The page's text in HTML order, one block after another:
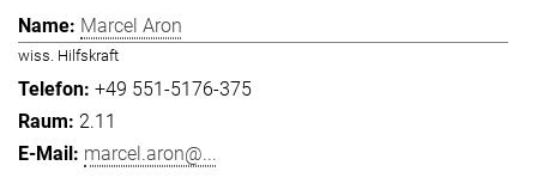
Marcel Aron
wiss. Hilfskraft
+49 551-5176-375
2.11
marcel.aron@...